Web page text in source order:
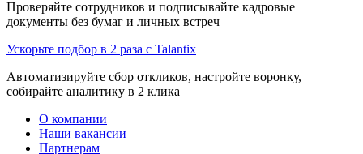
Проверяйте сотрудников и подписывайте кадровые
документы без бумаг и личных встреч
Ускорьте подбор в 2 раза с Talantix
Автоматизируйте сбор откликов, настройте воронку,
собирайте аналитику в 2 клика
О компании
Наши вакансии
Партнерам